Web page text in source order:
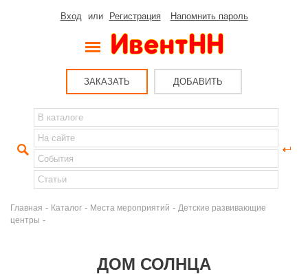
Вход или Регистрация Напомнить пароль
ЗАКАЗАТЬ ДОБАВИТЬ
Главная - Каталог - Места мероприятий - Детские развивающие
центры -
ДОМ СОЛНЦА